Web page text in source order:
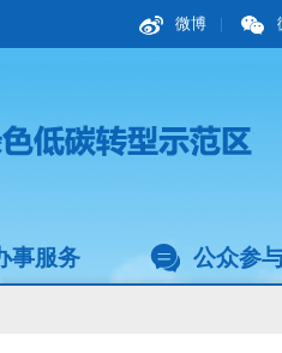
微博 |
事服务 公众参